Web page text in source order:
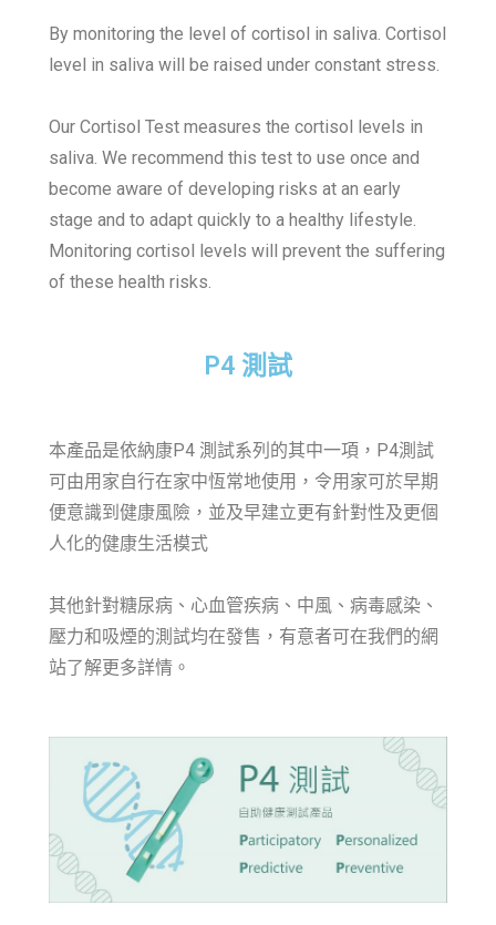
By monitoring the level of cortisol in saliva. Cortisol
level in saliva will be raised under constant stress.
Our Cortisol Test measures the cortisol levels in
saliva. We recommend this test to use once and
become aware of developing risks at an early
stage and to adapt quickly to a healthy lifestyle.
Monitoring cortisol levels will prevent the suffering
of these health risks.
P4 測試
本產品是依納康P4 測試系列的其中一項，P4測試
可由用家自行在家中恆常地使用，令用家可於早期
便意識到健康風險，並及早建立更有針對性及更個
人化的健康生活模式
其他針對糖尿病、心血管疾病、中風、病毒感染、
壓力和吸煙的測試均在發售，有意者可在我們的網
站了解更多詳情。